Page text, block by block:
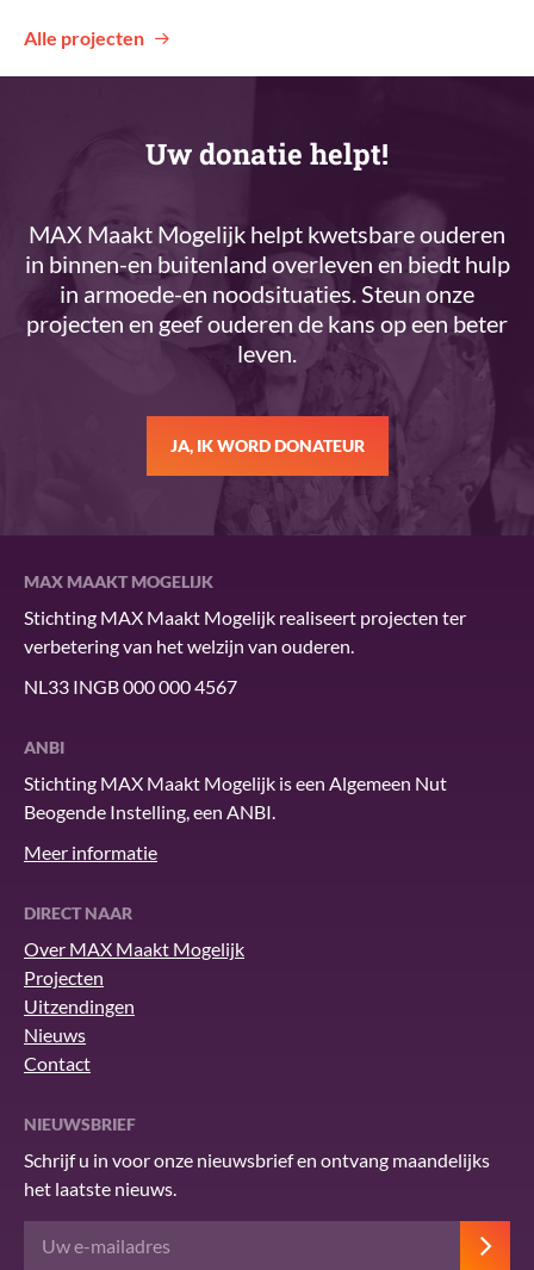
Alle projecten
Uw donatie helpt!
MAX Maakt Mogelijk helpt kwetsbare ouderen
in binnen-en buitenland overleven en biedt hulp
in armoede-en noodsituaties. Steun onze
projecten en geef ouderen de kans op een beter
leven.
JA, IK WORD DONATEUR
MAX MAAKT MOGELIJK
Stichting MAX Maakt Mogelijk realiseert projecten ter
verbetering van het welzijn van ouderen.
NL33 INGB 000 000 4567
ANBI
Stichting MAX Maakt Mogelijk is een Algemeen Nut
Beogende Instelling, een ANBI.
Meer informatie
DIRECT NAAR
Over MAX Maakt Mogelijk
Projecten
Uitzendingen
Nieuws
Contact
NIEUWSBRIEF
Schrijf u in voor onze nieuwsbrief en ontvang maandelijks
het laatste nieuws.